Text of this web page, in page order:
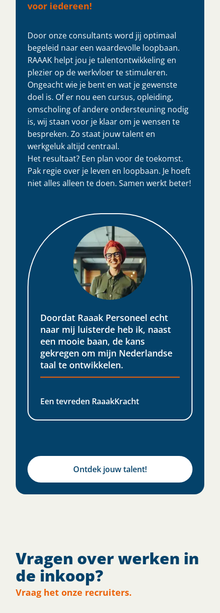
voor iedereen!
Door onze consultants word jij optimaal
begeleid naar een waardevolle loopbaan.
RAAAK helpt jou je talentontwikkeling en
plezier op de werkvloer te stimuleren.
Ongeacht wie je bent en wat je gewenste
doel is. Of er nou een cursus, opleiding,
omscholing of andere ondersteuning nodig
is, wij staan voor je klaar om je wensen te
bespreken. Zo staat jouw talent en
werkgeluk altijd centraal.
Het resultaat? Een plan voor de toekomst.
Pak regie over je leven en loopbaan. Je hoeft
niet alles alleen te doen. Samen werkt beter!​
Doordat Raaak Personeel echt
naar mij luisterde heb ik, naast
een mooie baan, de kans
gekregen om mijn Nederlandse
taal te ontwikkelen.​
Een tevreden RaaakKracht
Ontdek jouw talent!
Vragen over werken in
de inkoop?
Vraag het onze recruiters.